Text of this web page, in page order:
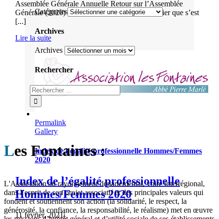
Assemblée Générale Annuelle Retour sur l’Assemblée
Générale (2020) C’est dans un contexte particulier que s’est
[...]
Lire la suite
Permalink
Gallery
Index de l’égalité professionnelle Hommes/Femmes
2020
Index de l’égalité professionnelle
Hommes/Femmes 2020
11 février, 2021|
Catégories
Archives
Archives
Rechercher
Les Fontaines :
L'Association au rayonnement départemental, voire interrégional,
dans l’esprit de son projet associatif et des principales valeurs qui
fondent et soutiennent son action (la solidarité, le respect, la
générosité, la confiance, la responsabilité, le réalisme) met en œuvre